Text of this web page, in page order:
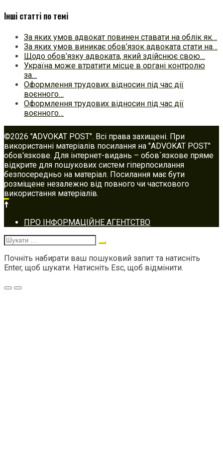
Інші статті по темі
За яких умов адвокат повинен ставати на облік як…
За яких умов виникає обов’язок адвоката стати на…
Щодо обов’язку адвоката, який здійснює свою…
Україна може втратити місце в органі контролю
за…
Оформлення трудових відносин під час дії
воєнного…
Оформлення трудових відносин під час дії
воєнного…
©2026 "ADVOKAT POST". Всі права захищені. При
використанні матеріалів посилання на "ADVOKAT POST"
обов'язкове. Для інтернет-видань – обов`язкове пряме
відкрите для пошукових систем гіперпосилання
безпосередньо на матеріал. Посилання має бути
розміщене незалежно від повного чи часткового
використання матеріалів.
Footer
navigation
ПРО ІНФОРМАЦІЙНЕ АГЕНТСТВО
Шукати:
Почніть набирати ваш пошуковий запит та натисніть
Enter, щоб шукати. Натисніть Esc, щоб відмінити.
Меню